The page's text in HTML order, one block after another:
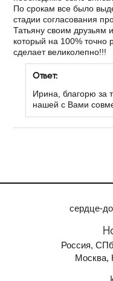
По срокам все было
стадии согласования
Татьяну своим друзьям
который на 100% точно
сделает великолепно!!!
Ответ:
Ирина, благорю за
нашей с Вами
сердце-
Россия,
Москва,